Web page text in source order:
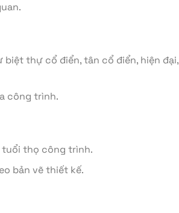
thự cổ điển, tân cổ điển, hiện đại,
công trình.
tuổi thọ công trình.
bản vẽ thiết kế.